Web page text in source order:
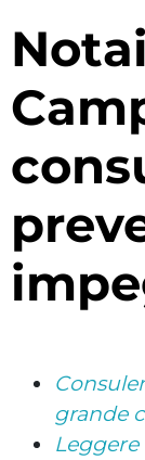
Notaio Palma
grande